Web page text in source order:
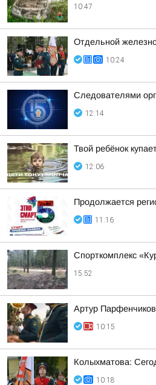
10:47
Отдельной
10:24
Следователями
12:14
Твой ребёнок
12:06
Продолжается
11:16
Спорткомплекс
15:52
Артур
10:15
Колыхматова:
10:18